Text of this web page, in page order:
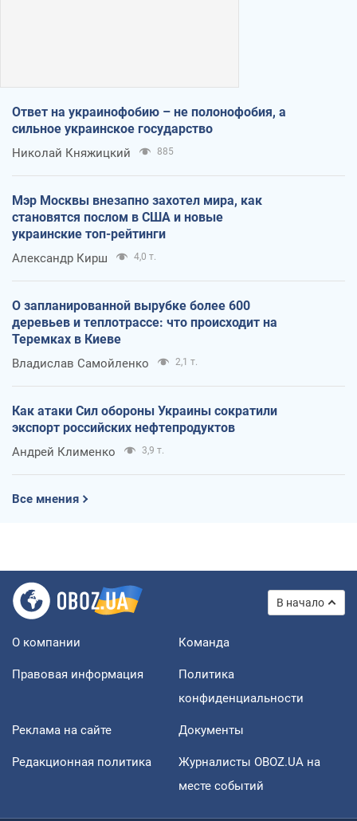
Ответ на украинофобию – не полонофобия, а
сильное украинское государство
Николай Княжицкий 885
Мэр Москвы внезапно захотел мира, как
становятся послом в США и новые
украинские топ-рейтинги
Александр Кирш 4,0 т.
О запланированной вырубке более 600
деревьев и теплотрассе: что происходит на
Теремках в Киеве
Владислав Самойленко 2,1 т.
Как атаки Сил обороны Украины сократили
экспорт российских нефтепродуктов
Андрей Клименко 3,9 т.
Все мнения
В начало
О компании Команда
Правовая информация
Политика
конфиденциальности
Реклама на сайте Документы
Редакционная политика
Журналисты OBOZ.UA на
месте событий